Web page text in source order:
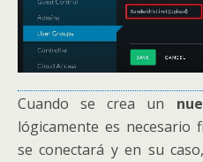
Cuando se crea un
lógicamente es necesario
se conectará y en su